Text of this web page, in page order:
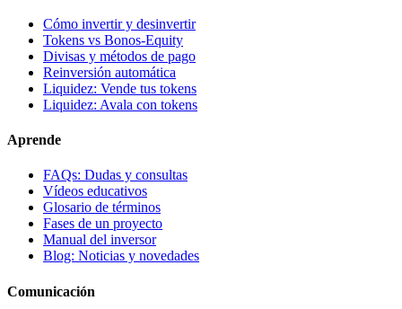
Cómo invertir y desinvertir
Tokens vs Bonos-Equity
Divisas y métodos de pago
Reinversión automática
Liquidez: Vende tus tokens
Liquidez: Avala con tokens
Aprende
FAQs: Dudas y consultas
Vídeos educativos
Glosario de términos
Fases de un proyecto
Manual del inversor
Blog: Noticias y novedades
Comunicación